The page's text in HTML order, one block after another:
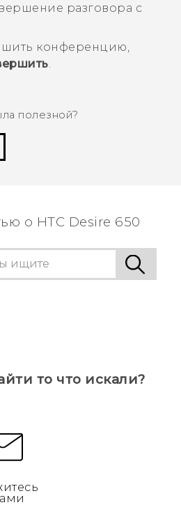
разговора с
конференцию,
.
полезной?
о HTC Desire 650
то что искали?